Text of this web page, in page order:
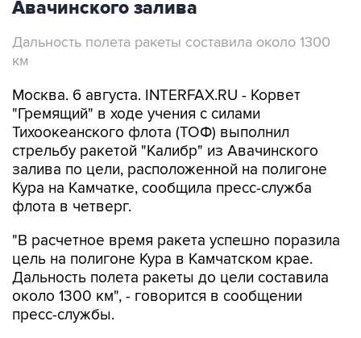
Авачинского залива
Дальность полета ракеты составила около 1300
км
Москва. 6 августа. INTERFAX.RU - Корвет
"Гремящий" в ходе учения с силами
Тихоокеанского флота (ТОФ) выполнил
стрельбу ракетой "Калибр" из Авачинского
залива по цели, расположенной на полигоне
Кура на Камчатке, сообщила пресс-служба
флота в четверг.
"В расчетное время ракета успешно поразила
цель на полигоне Кура в Камчатском крае.
Дальность полета ракеты до цели составила
около 1300 км", - говорится в сообщении
пресс-службы.